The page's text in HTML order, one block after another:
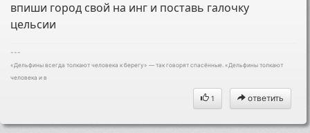
впиши город свой на инг и поставь галочку
цельсии
---
«Дельфины всегда толкают человека к берегу» — так говорят спасённые. «Дельфины толкают
человека и в
1 ответить